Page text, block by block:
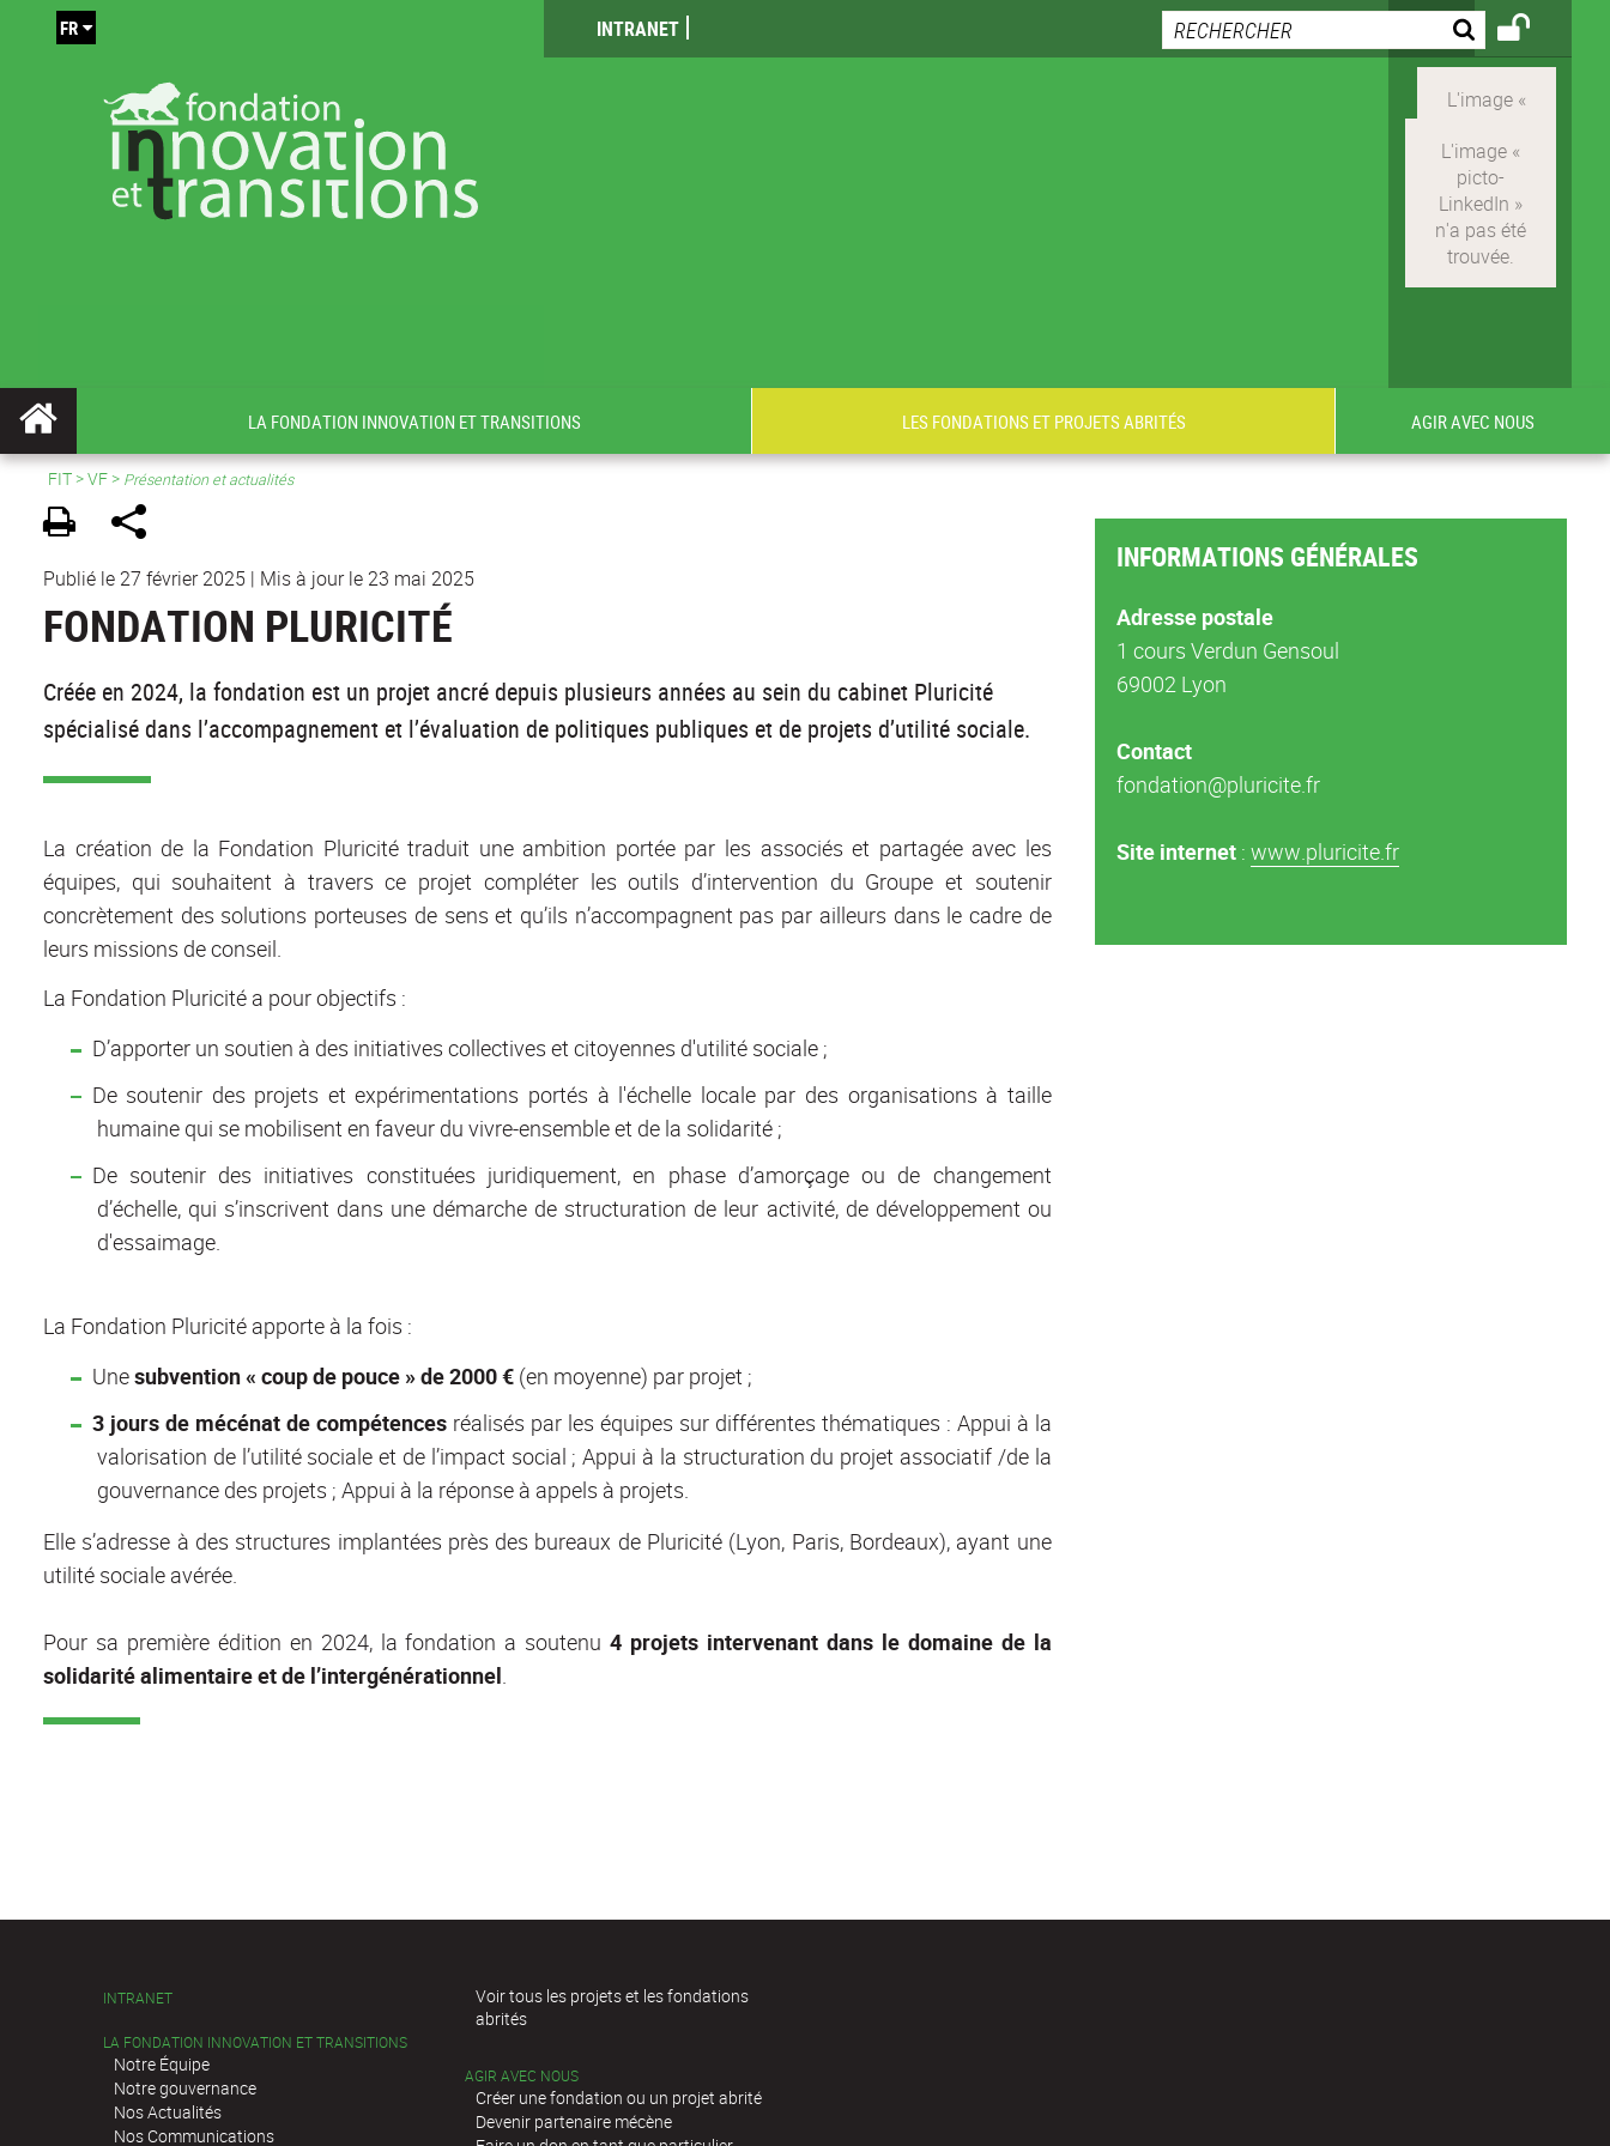
INTRANET
FR
LA FONDATION INNOVATION ET TRANSITIONS LES FONDATIONS ET PROJETS ABRITÉS AGIR AVEC NOUS
FIT>VF> Présentation et actualités
Publié le 27 février 2025 | Mis à jour le 23 mai 2025
FONDATION PLURICITÉ
Créée en 2024, la fondation est un projet ancré depuis plusieurs années au sein du cabinet Pluricité
spécialisé dans l’accompagnement et l’évaluation de politiques publiques et de projets d’utilité sociale.
La création de la Fondation Pluricité traduit une ambition portée par les associés et partagée avec les
équipes, qui souhaitent à travers ce projet compléter les outils d’intervention du Groupe et soutenir
concrètement des solutions porteuses de sens et qu’ils n’accompagnent pas par ailleurs dans le cadre de
leurs missions de conseil.
La Fondation Pluricité a pour objectifs :
D’apporter un soutien à des initiatives collectives et citoyennes d'utilité sociale ;
De soutenir des projets et expérimentations portés à l'échelle locale par des organisations à taille
humaine qui se mobilisent en faveur du vivre-ensemble et de la solidarité ;
De soutenir des initiatives constituées juridiquement, en phase d’amorçage ou de changement
d’échelle, qui s’inscrivent dans une démarche de structuration de leur activité, de développement ou
d'essaimage.
La Fondation Pluricité apporte à la fois :
Unesubvention « coup de pouce » de 2000 € (en moyenne) par projet ;
3 jours de mécénat de compétencesréalisés par les équipes sur différentes thématiques : Appui à la
valorisation de l’utilité sociale et de l’impact social ; Appui à la structuration du projet associatif /de la
gouvernance des projets ; Appui à la réponse à appels à projets.
Elle s’adresse à des structures implantées près des bureaux de Pluricité (Lyon, Paris, Bordeaux), ayant une
utilité sociale avérée.
Pour sa première édition en 2024, la fondation a soutenu4 projets intervenant dans le domaine de la
solidarité alimentaire et de l’intergénérationnel
INFORMATIONS GÉNÉRALES
Adresse postale
1 cours Verdun Gensoul
69002 Lyon
Contact
fondation@pluricite.fr
Site internet: www.pluricite.fr
INTRANET
LA FONDATION INNOVATION ET TRANSITIONS
Notre Équipe
Notre gouvernance
Nos Actualités
Nos Communications
Voir tous les projets et les fondations
abrités
AGIR AVEC NOUS
Créer une fondation ou un projet abrité
Devenir partenaire mécène